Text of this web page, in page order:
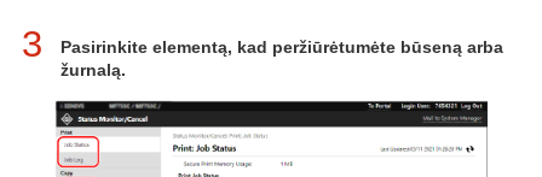
3
Pasirinkite elementą, kad peržiūrėtumėte būseną arba
žurnalą.